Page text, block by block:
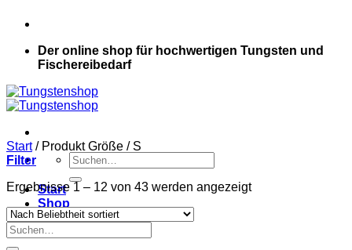
Der online shop für hochwertigen Tungsten und
Fischereibedarf
Suche
nach:
Start
Shop
Kontakt
Mein Konto
Start /Produkt Größe /S
Filter
Ergebnisse 1 – 12 von 43 werden angezeigtNach
Suche
nach: